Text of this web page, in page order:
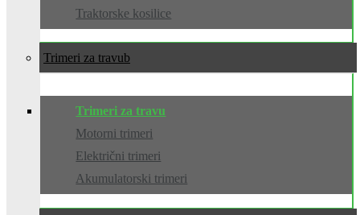
Traktorske kosilice
Trimeri za travu
Trimeri za travu
Motorni trimeri
Električni trimeri
Akumulatorski trimeri